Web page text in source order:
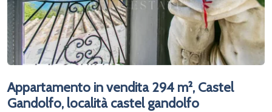
Appartamento in vendita 294 m², Castel
Gandolfo, località castel gandolfo